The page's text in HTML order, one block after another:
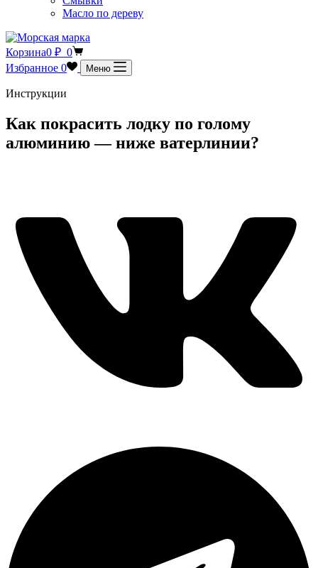
Масло по дереву
Корзина0 ₽ 0
Избранное 0 Меню
Инструкции
Как покрасить лодку по голому
алюминию — ниже ватерлинии?